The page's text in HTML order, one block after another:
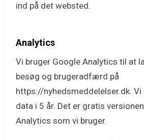
ind på det websted.
Analytics
Vi bruger Google Analytics til at
besøg og brugeradfærd på
https://nyhedsmeddelelser.dk.
data i 5 år. Det er gratis
Analytics som vi bruger.